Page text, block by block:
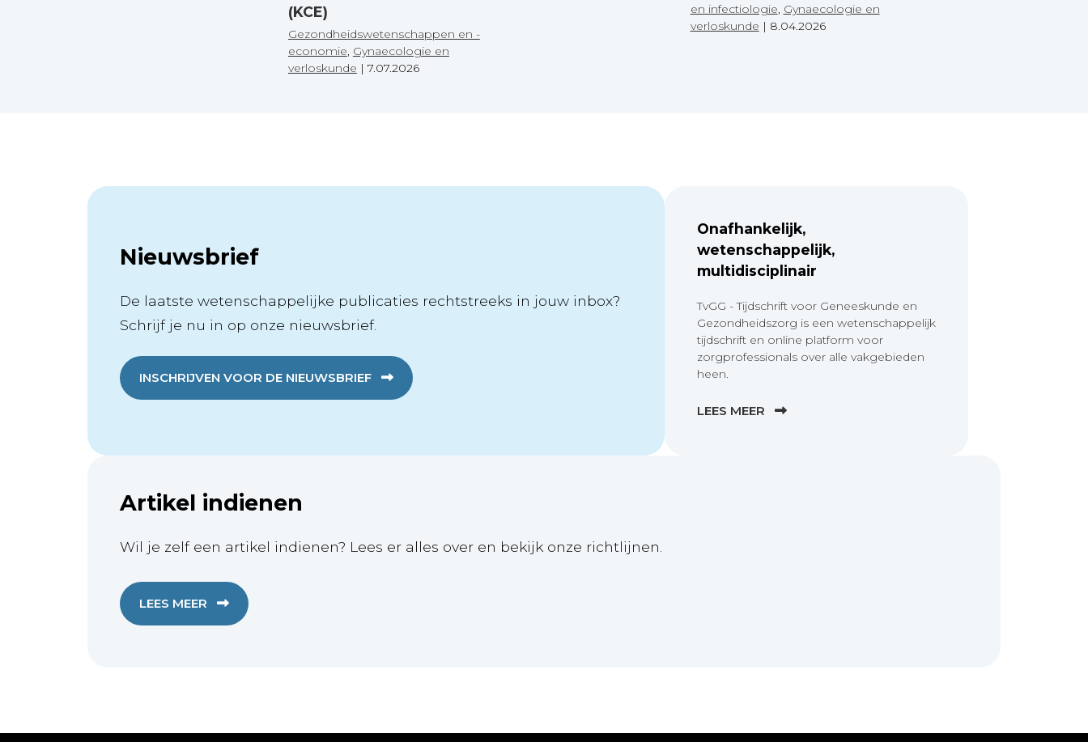
(KCE)
Gezondheidswetenschappen en -
economie, Gynaecologie en
verloskunde | 7.07.2026
en infectiologie, Gynaecologie en
verloskunde | 8.04.2026
Nieuwsbrief
De laatste wetenschappelijke publicaties rechtstreeks in jouw inbox?
Schrijf je nu in op onze nieuwsbrief.
INSCHRIJVEN VOOR DE NIEUWSBRIEF
Onafhankelijk,
wetenschappelijk,
multidisciplinair
TvGG - Tijdschrift voor Geneeskunde en
Gezondheidszorg is een wetenschappelijk
tijdschrift en online platform voor
zorgprofessionals over alle vakgebieden
heen.
LEES MEER
Artikel indienen
Wil je zelf een artikel indienen? Lees er alles over en bekijk onze richtlijnen.
LEES MEER